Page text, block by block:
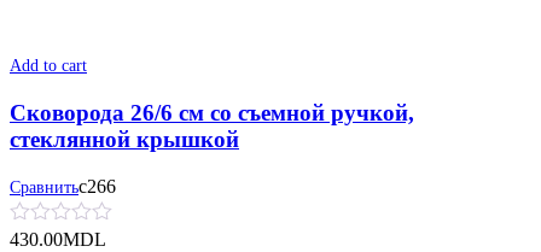
Add to cart
Сковорода 26/6 см со съемной ручкой,
стеклянной крышкой
Сравнитьс266
430.00MDL